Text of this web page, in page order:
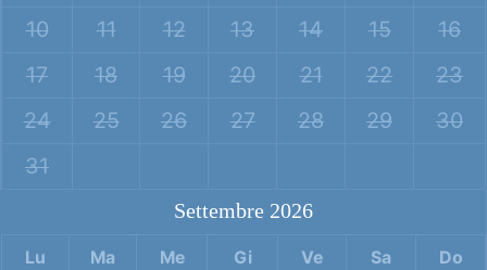
10
11 12 13 14 15
16
17
18 19 20 21 22
23
24
25 26 27 28 29
30
31
Settembre 2026
Lu Ma Me Gi Ve Sa Do